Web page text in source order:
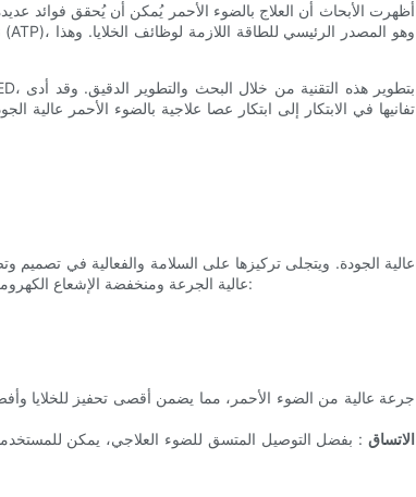
أظهرت الأبحاث أن العلاج بالضوء الأحمر يُمكن أن يُحقق فوائد
تفانيها في الابتكار إلى ابتكار عصا علاجية بالضوء الأحمر
العلاج بالضوء الأحمر. إليكم نظرة أقرب على ما يميز عصا Sunglor عالية الجرعة ومنخفضة الإشعاع الكهرومغناطيسي:
الاتساق : بفضل التوصيل المتسق للضوء العلاجي، يمكن